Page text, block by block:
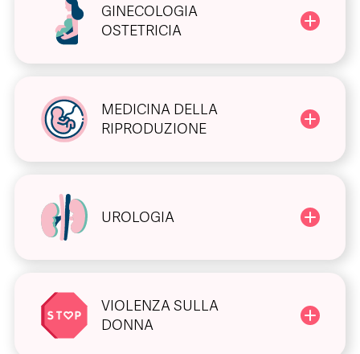
GINECOLOGIA
OSTETRICIA
MEDICINA DELLA
RIPRODUZIONE
UROLOGIA
VIOLENZA SULLA
DONNA